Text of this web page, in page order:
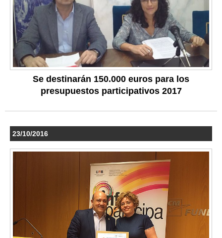
Se destinarán 150.000 euros para los
presupuestos participativos 2017
23/10/2016